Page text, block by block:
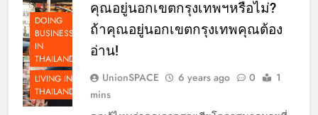
DOING
BUSINESS
IN
THAILAND
LIVING IN
THAILAND
คุณอยู่นอกเขตกรุงเทพฯหรือไม่?
ถ้าคุณอยู่นอกเขตกรุงเทพคุณต้อง
UnionSPACE